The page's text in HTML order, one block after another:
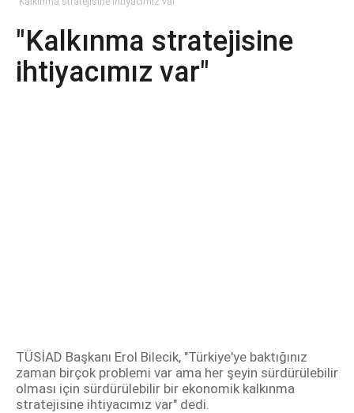
"Kalkınma stratejisine
ihtiyacımız var"
TÜSİAD Başkanı Erol Bilecik, "Türkiye'ye baktığınız
zaman birçok problemi var ama her şeyin sürdürülebilir
olması için sürdürülebilir bir ekonomik kalkınma
stratejisine ihtiyacımız var" dedi.